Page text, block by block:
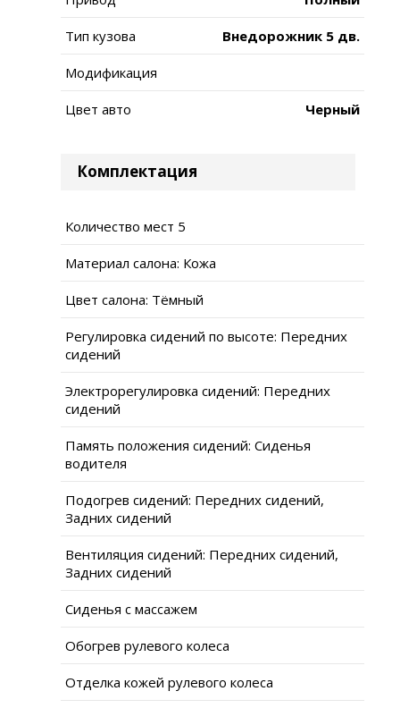
Тип кузова Внедорожник 5 дв.
Модификация
Цвет авто Черный
Комплектация
Количество мест 5
Материал салона: Кожа
Цвет салона: Тёмный
Регулировка сидений по высоте: Передних
сидений
Электрорегулировка сидений: Передних
сидений
Память положения сидений: Сиденья
водителя
Подогрев сидений: Передних сидений,
Задних сидений
Вентиляция сидений: Передних сидений,
Задних сидений
Сиденья с массажем
Обогрев рулевого колеса
Отделка кожей рулевого колеса